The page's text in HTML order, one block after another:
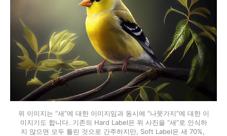
위 이미지는 “새”에 대한 이미지임과 동시에 “나뭇가지”에 대한 이
미지기도 합니다. 기존의 Hard Label은 위 사진을 “새”로 인식하
지 않으면 모두 틀린 것으로 간주하지만, Soft Label은 새 70%,